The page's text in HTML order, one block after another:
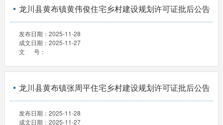
龙川县黄布镇黄伟俊住宅乡村建设规划许可证批后公告
发布日期： 2025-11-28
成文日期： 2025-11-27
文 号：
龙川县黄布镇张周平住宅乡村建设规划许可证批后公告
发布日期： 2025-11-28
成文日期： 2025-11-27